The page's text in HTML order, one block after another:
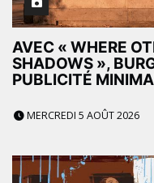
AVEC « WHERE
SHADOWS »,
PUBLICITÉ
MERCREDI 5 AOÛT 2026